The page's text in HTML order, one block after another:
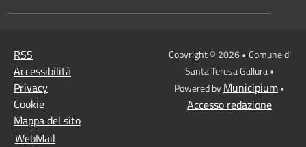
RSS
Accessibilità
Privacy
Cookie
Mappa del sito
WebMail
Copyright © 2026 • Comune di
Santa Teresa Gallura •
Powered byMunicipium•
Accesso redazione